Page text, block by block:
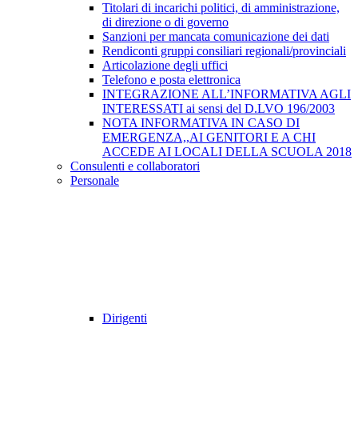
Titolari di incarichi politici, di amministrazione,
di direzione o di governo
Sanzioni per mancata comunicazione dei dati
Rendiconti gruppi consiliari regionali/provinciali
Articolazione degli uffici
Telefono e posta elettronica
INTEGRAZIONE ALL’INFORMATIVA AGLI
INTERESSATI ai sensi del D.LVO 196/2003
NOTA INFORMATIVA IN CASO DI
EMERGENZA,,AI GENITORI E A CHI
ACCEDE AI LOCALI DELLA SCUOLA 2018
Consulenti e collaboratori
Personale
Dirigenti